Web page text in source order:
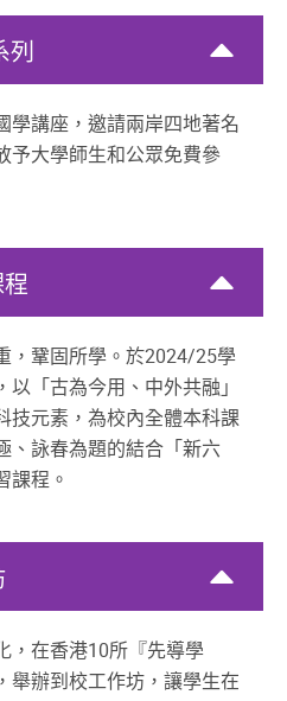
列
學講座，邀請兩岸四地著名
予大學師生和公眾免費參
程
，鞏固所學。於2024/25學
「古為今用、中外共融」
技元素，為校內全體本科課
、詠春為題的結合「新六
課程。
，在香港10所『先導學
舉辦到校工作坊，讓學生在